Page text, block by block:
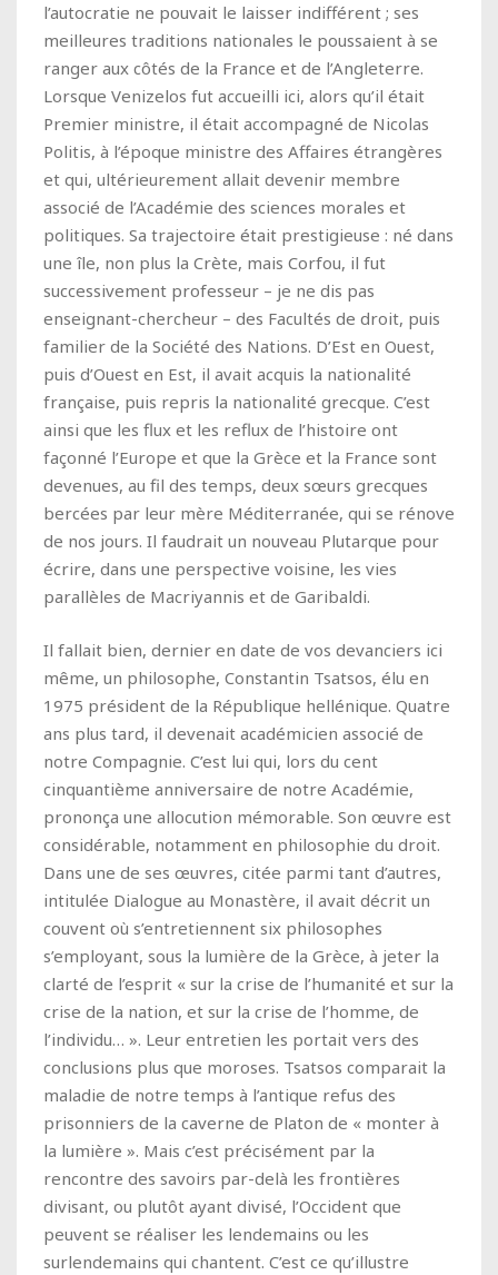
l’autocratie ne pouvait le laisser indifférent ; ses
meilleures traditions nationales le poussaient à se
ranger aux côtés de la France et de l’Angleterre.
Lorsque Venizelos fut accueilli ici, alors qu’il était
Premier ministre, il était accompagné de Nicolas
Politis, à l’époque ministre des Affaires étrangères
et qui, ultérieurement allait devenir membre
associé de l’Académie des sciences morales et
politiques. Sa trajectoire était prestigieuse : né dans
une île, non plus la Crète, mais Corfou, il fut
successivement professeur – je ne dis pas
enseignant-chercheur – des Facultés de droit, puis
familier de la Société des Nations. D’Est en Ouest,
puis d’Ouest en Est, il avait acquis la nationalité
française, puis repris la nationalité grecque. C’est
ainsi que les flux et les reflux de l’histoire ont
façonné l’Europe et que la Grèce et la France sont
devenues, au fil des temps, deux sœurs grecques
bercées par leur mère Méditerranée, qui se rénove
de nos jours. Il faudrait un nouveau Plutarque pour
écrire, dans une perspective voisine, les vies
parallèles de Macriyannis et de Garibaldi.
Il fallait bien, dernier en date de vos devanciers ici
même, un philosophe, Constantin Tsatsos, élu en
1975 président de la République hellénique. Quatre
ans plus tard, il devenait académicien associé de
notre Compagnie. C’est lui qui, lors du cent
cinquantième anniversaire de notre Académie,
prononça une allocution mémorable. Son œuvre est
considérable, notamment en philosophie du droit.
Dans une de ses œuvres, citée parmi tant d’autres,
intitulée Dialogue au Monastère, il avait décrit un
couvent où s’entretiennent six philosophes
s’employant, sous la lumière de la Grèce, à jeter la
clarté de l’esprit « sur la crise de l’humanité et sur la
crise de la nation, et sur la crise de l’homme, de
l’individu… ». Leur entretien les portait vers des
conclusions plus que moroses. Tsatsos comparait la
maladie de notre temps à l’antique refus des
prisonniers de la caverne de Platon de « monter à
la lumière ». Mais c’est précisément par la
rencontre des savoirs par-delà les frontières
divisant, ou plutôt ayant divisé, l’Occident que
peuvent se réaliser les lendemains ou les
surlendemains qui chantent. C’est ce qu’illustre